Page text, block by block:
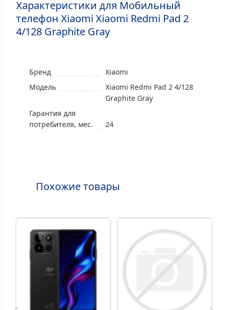
Характеристики для Мобильный
телефон Xiaomi Xiaomi Redmi Pad 2
4/128 Graphite Gray
Бренд
Xiaomi
Модель
Xiaomi Redmi Pad 2 4/128
Graphite Gray
Гарантия для
потребителя, мес.
24
Похожие товары